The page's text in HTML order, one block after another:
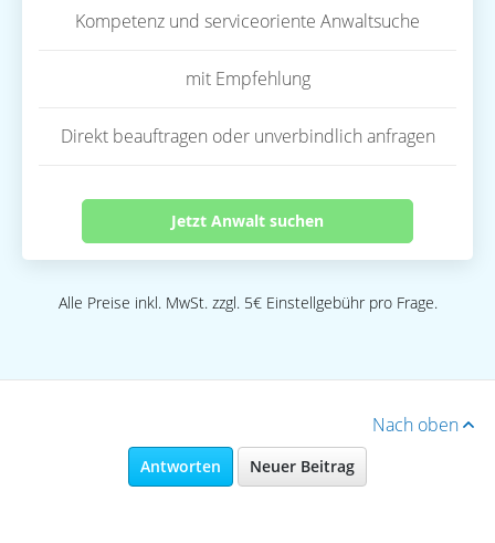
Kompetenz und serviceoriente Anwaltsuche
mit Empfehlung
Direkt beauftragen oder unverbindlich anfragen
Jetzt Anwalt suchen
Alle Preise inkl. MwSt. zzgl. 5€ Einstellgebühr pro Frage.
Nach oben
Antworten Neuer Beitrag